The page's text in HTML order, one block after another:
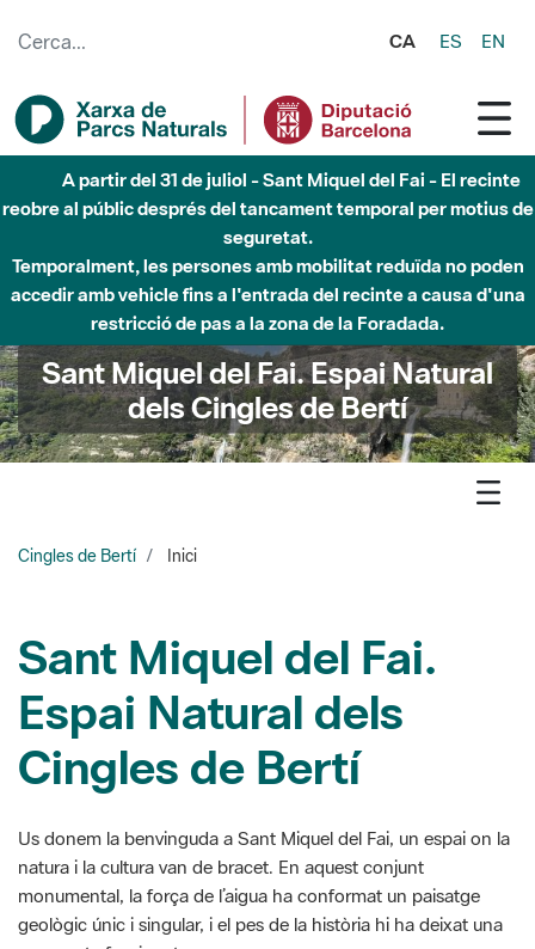
CA ES EN
A partir del 31 de juliol - Sant Miquel del Fai - El recinte
reobre al públic després del tancament temporal per motius de
seguretat.
Temporalment, les persones amb mobilitat reduïda no poden
accedir amb vehicle fins a l'entrada del recinte a causa d'una
restricció de pas a la zona de la Foradada.
Sant Miquel del Fai. Espai Natural
dels Cingles de Bertí
Cingles de Bertí Inici
Sant Miquel del Fai.
Espai Natural dels
Cingles de Bertí
Us donem la benvinguda a Sant Miquel del Fai, un espai on la
natura i la cultura van de bracet. En aquest conjunt
monumental, la força de l’aigua ha conformat un paisatge
geològic únic i singular, i el pes de la història hi ha deixat una